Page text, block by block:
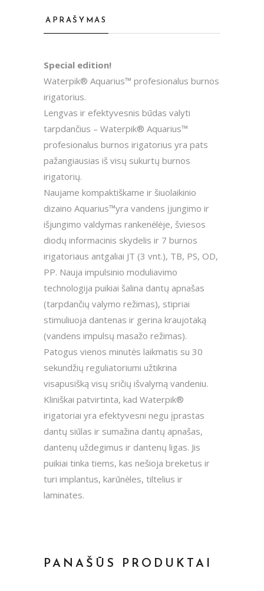
APRAŠYMAS
Special edition!
Waterpik® Aquarius™ profesionalus burnos
irigatorius.
Lengvas ir efektyvesnis būdas valyti
tarpdančius – Waterpik® Aquarius™
profesionalus burnos irigatorius yra pats
pažangiausias iš visų sukurtų burnos
irigatorių.
Naujame kompaktiškame ir šiuolaikinio
dizaino Aquarius™yra vandens įjungimo ir
išjungimo valdymas rankenėlėje, šviesos
diodų informacinis skydelis ir 7 burnos
irigatoriaus antgaliai JT (3 vnt.), TB, PS, OD,
PP. Nauja impulsinio moduliavimo
technologija puikiai šalina dantų apnašas
(tarpdančių valymo režimas), stipriai
stimuliuoja dantenas ir gerina kraujotaką
(vandens impulsų masažo režimas).
Patogus vienos minutės laikmatis su 30
sekundžių reguliatoriumi užtikrina
visapusišką visų sričių išvalymą vandeniu.
Kliniškai patvirtinta, kad Waterpik®
irigatoriai yra efektyvesni negu įprastas
dantų siūlas ir sumažina dantų apnašas,
dantenų uždegimus ir dantenų ligas. Jis
puikiai tinka tiems, kas nešioja breketus ir
turi implantus, karūnėles, tiltelius ir
laminates.
PANAŠŪS PRODUKTAI